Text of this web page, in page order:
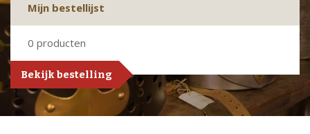
Mijn bestellijst
0 producten
Bekijk bestelling